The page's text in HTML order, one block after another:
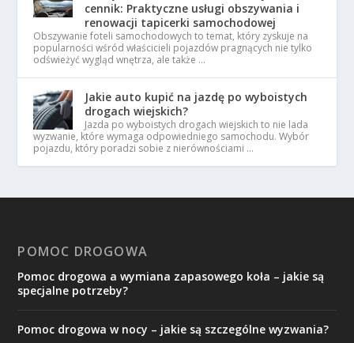
cennik: Praktyczne usługi obszywania i
renowacji tapicerki samochodowej
Obszywanie foteli samochodowych to temat, który zyskuje na
popularności wśród właścicieli pojazdów pragnących nie tylko
odświeżyć wygląd wnętrza, ale także …
Jakie auto kupić na jazdę po wyboistych
drogach wiejskich?
Jazda po wyboistych drogach wiejskich to nie lada
wyzwanie, które wymaga odpowiedniego samochodu. Wybór
pojazdu, który poradzi sobie z nierównościami …
POMOC DROGOWA
Pomoc drogowa a wymiana zapasowego koła – jakie są
specjalne potrzeby?
Pomoc drogowa w nocy – jakie są szczególne wyzwania?